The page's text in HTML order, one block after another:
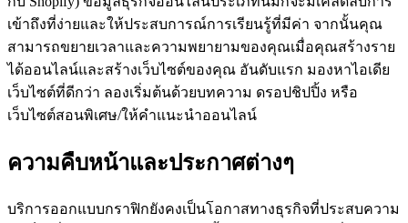
เข้าถึงที่ง่ายและให้ประสบการณ์การเรียนรู้ที่มีค่า จากนั้นคุณ
สามารถขยายเวลาและความพยายามของคุณเมื่อคุณสร้างราย
ได้ออนไลน์และสร้างเว็บไซต์ของคุณ อันดับแรก มองหาไอเดีย
เว็บไซต์ที่ดีกว่า ลองเริ่มต้นด้วยบทความ ดรอปชิปปิ้ง หรือ
เว็บไซต์สอนพิเศษ/ให้คำแนะนำออนไลน์
ความคืบหน้าและประกาศต่างๆ
บริการออกแบบกราฟิกยังคงเป็นโอกาสทางธุรกิจที่ประสบความ